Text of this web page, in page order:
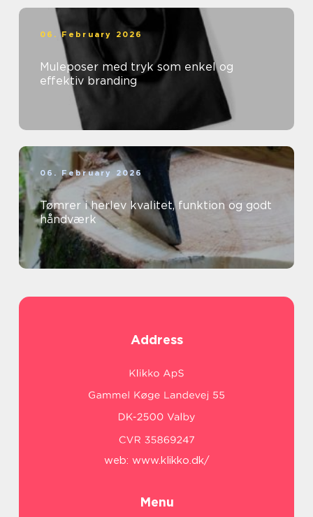
06. February 2026
Muleposer med tryk som enkel og
effektiv branding
06. February 2026
Tømrer i herlev kvalitet, funktion og godt
håndværk
Address
web: www.klikko.dk/
Menu